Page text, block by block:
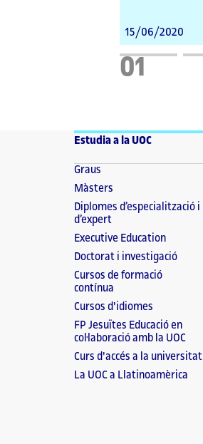
15/06/2020
01
Estudia a la UOC
Graus
Màsters
Diplomes d’especialització i
d’expert
Executive Education
Doctorat i investigació
Cursos de formació
contínua
Cursos d'idiomes
FP Jesuïtes Educació en
col·laboració amb la UOC
Curs d'accés a la universitat
La UOC a Llatinoamèrica